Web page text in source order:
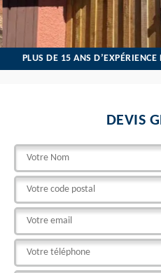
PLUS DE 15 ANS
DEVIS